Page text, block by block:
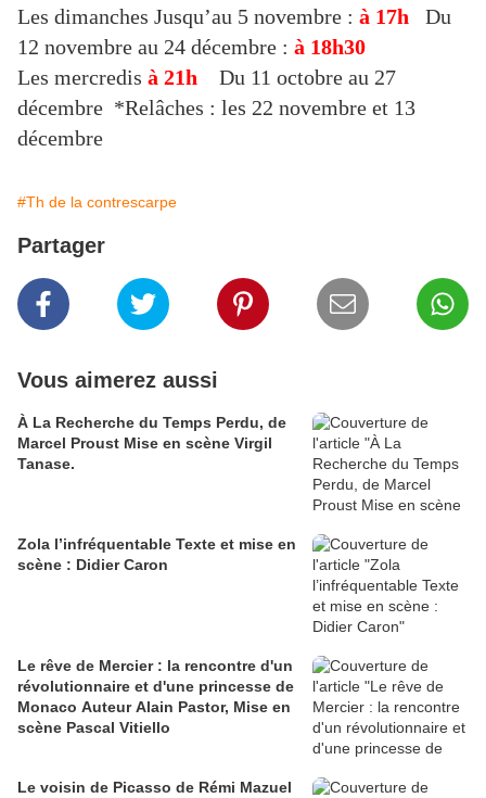
Les dimanches Jusqu’au 5 novembre : à 17h Du
12 novembre au 24 décembre : à 18h30
Les mercredis à 21h Du 11 octobre au 27
décembre *Relâches : les 22 novembre et 13
décembre
#Th de la contrescarpe
Partager
Vous aimerez aussi
À La Recherche du Temps Perdu, de
Marcel Proust Mise en scène Virgil
Tanase.
Zola l’infréquentable Texte et mise en
scène : Didier Caron
Le rêve de Mercier : la rencontre d'un
révolutionnaire et d'une princesse de
Monaco Auteur Alain Pastor, Mise en
scène Pascal Vitiello
Le voisin de Picasso de Rémi Mazuel